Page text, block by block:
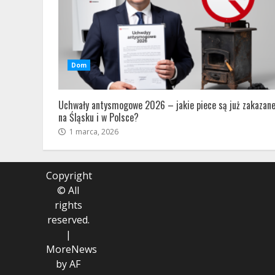
Dom
Uchwały antysmogowe 2026 – jakie piece są już zakazane
na Śląsku i w Polsce?
1 marca, 2026
Copyright
© All
rights
reserved.
|
MoreNews
by AF